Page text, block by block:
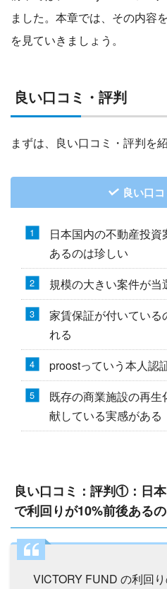
ました。本章では、その内容
を見ていきましょう。
良い口コミ・評判
まずは、良い口コミ・評判を
良い口
日本国内の不動産投
あるのは珍しい
規模の大きい案件が当
家賃保証が付いている
れる
proostっていう本人認
既存の商業施設の再
献している実感がある
良い口コミ：評判①：日
で利回りが10%前後ある
VICTORY FUND の利回